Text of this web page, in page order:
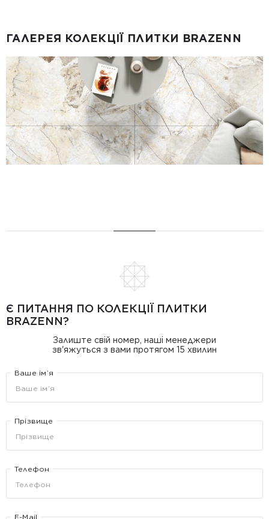
ГАЛЕРЕЯ КОЛЕКЦІЇ ПЛИТКИ BRAZENN
Є ПИТАННЯ ПО КОЛЕКЦІЇ ПЛИТКИ
BRAZENN?
Залиште свій номер, наші менеджери
зв'яжуться з вами протягом 15 хвилин
Ваше ім’я
Прізвище
Телефон
E-Mail